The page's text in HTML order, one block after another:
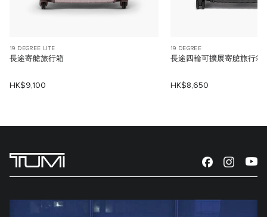
19 DEGREE LITE
長途寄艙旅行箱
HK$9,100
19 DEGREE
長途四輪可擴展寄艙旅行箱
HK$8,650